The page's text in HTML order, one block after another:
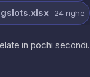
24 righe
in pochi secondi.